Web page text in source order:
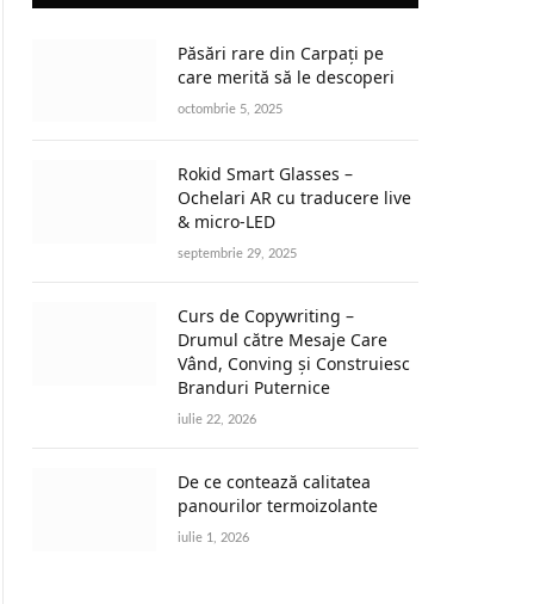
Păsări rare din Carpați pe
care merită să le descoperi
octombrie 5, 2025
Rokid Smart Glasses –
Ochelari AR cu traducere live
& micro-LED
septembrie 29, 2025
Curs de Copywriting –
Drumul către Mesaje Care
Vând, Conving și Construiesc
Branduri Puternice
iulie 22, 2026
De ce contează calitatea
panourilor termoizolante
iulie 1, 2026